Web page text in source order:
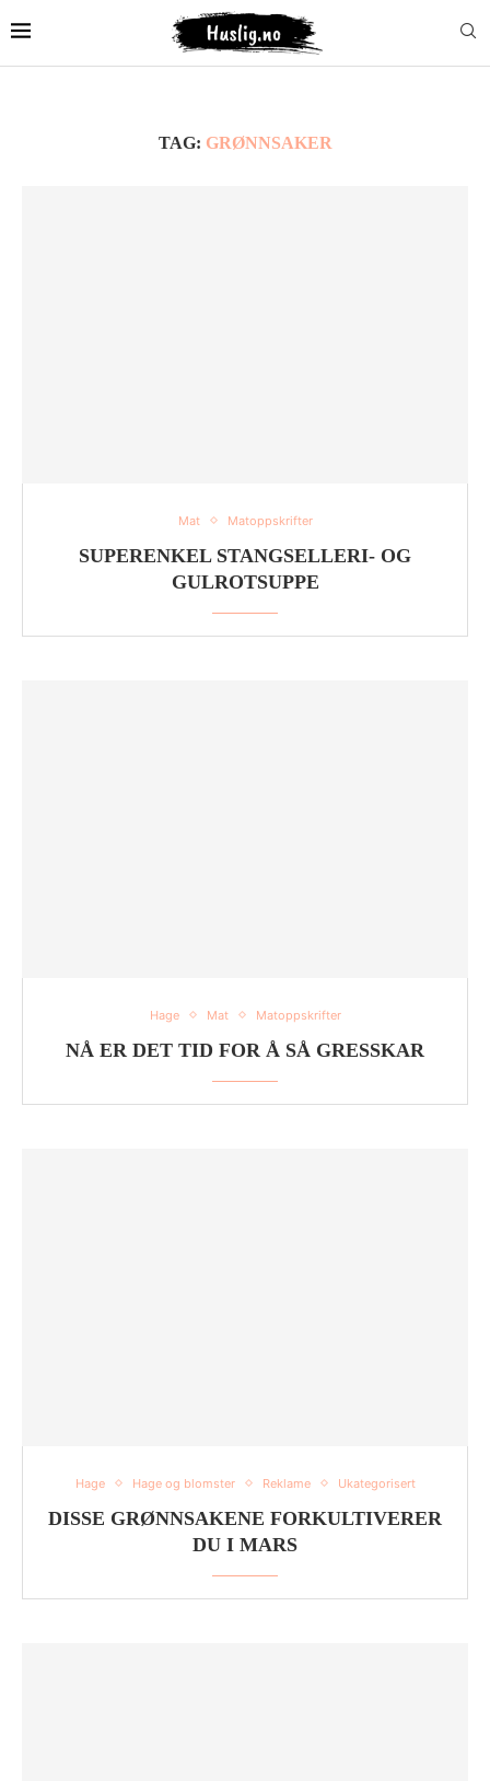
TAG: GRØNNSAKER
Mat Matoppskrifter
SUPERENKEL STANGSELLERI- OG
GULROTSUPPE
Hage Mat Matoppskrifter
NÅ ER DET TID FOR Å SÅ GRESSKAR
Hage Hage og blomster Reklame Ukategorisert
DISSE GRØNNSAKENE FORKULTIVERER
DU I MARS